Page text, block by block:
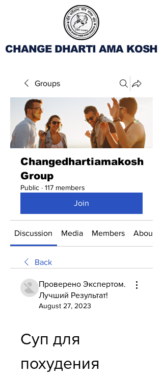
CHANGE DHARTI AMA KOSH
Groups
Changedhartiamakosh
Group
Public · 117 members
Join
Discussion Media Members About
Back
Проверено Экспертом.
Лучший Результат!
August 27, 2023
Суп для
похудения